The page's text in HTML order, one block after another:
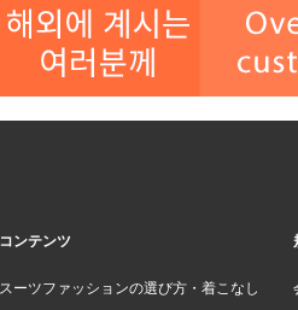
コンテンツ
スーツファッションの選び方・着こなし